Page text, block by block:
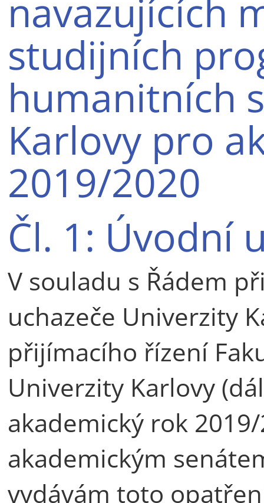
navazujících
studijních
humanitních
Karlovy pro
2019/2020
Čl. 1: Úvodní
V souladu s Řádem
uchazeče Univerzity
přijímacího řízení
Univerzity Karlovy
akademický rok
akademickým
vydávám toto